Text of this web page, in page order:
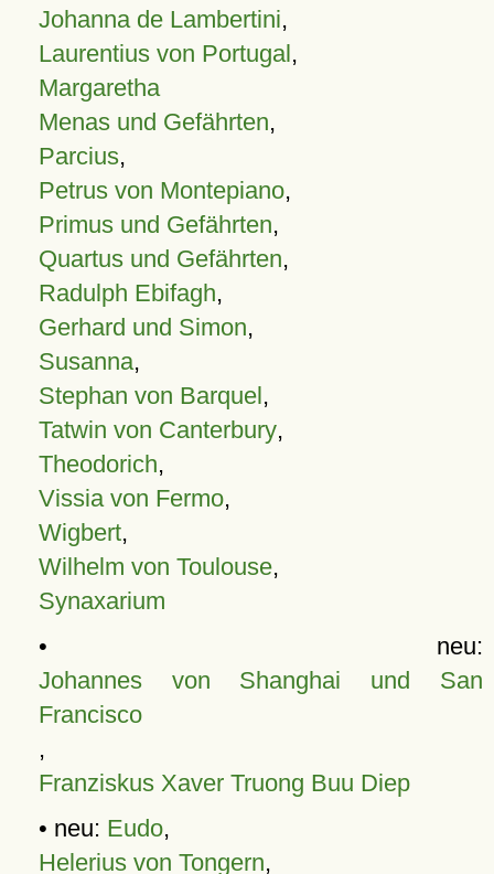
Johanna de Lambertini,
Laurentius von Portugal,
Margaretha
Menas und Gefährten,
Parcius,
Petrus von Montepiano,
Primus und Gefährten,
Quartus und Gefährten,
Radulph Ebifagh,
Gerhard und Simon,
Susanna,
Stephan von Barquel,
Tatwin von Canterbury,
Theodorich,
Vissia von Fermo,
Wigbert,
Wilhelm von Toulouse,
Synaxarium
• neu:
Johannes von Shanghai und San
Francisco
,
Franziskus Xaver Truong Buu Diep
• neu: Eudo,
Helerius von Tongern,